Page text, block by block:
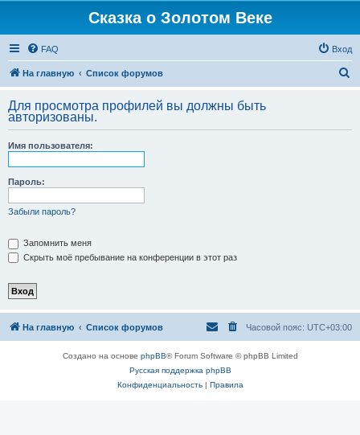
Сказка о Золотом Веке
FAQ Вход
На главную Список форумов
с
Для просмотра профилей вы должны быть
авторизованы.
Имя пользователя:
Пароль:
Забыли пароль?
Запомнить меня
Скрыть моё пребывание на конференции в этот раз
На главную Список форумов Часовой пояс: UTC+03:00
Создано на основе phpBB® Forum Software © phpBB Limited
Русская поддержка phpBB
Конфиденциальность| Правила